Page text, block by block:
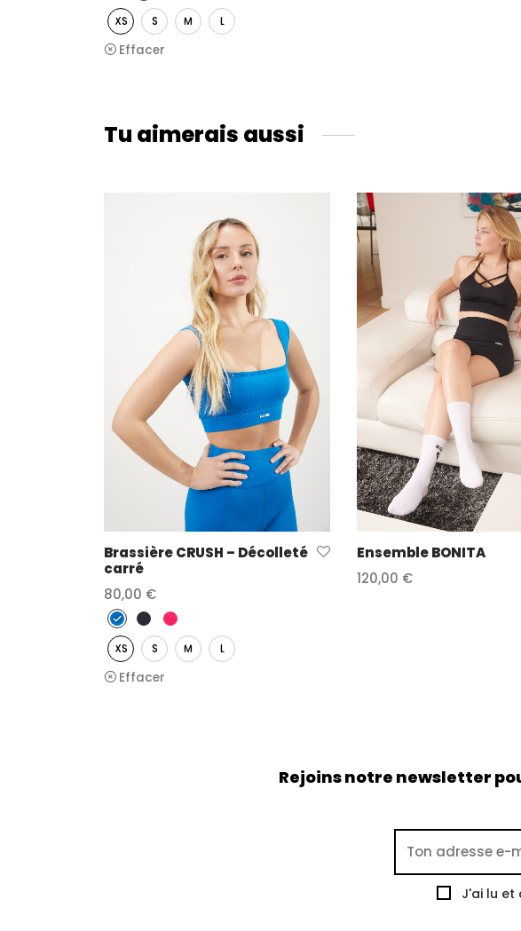
XS S M L
Effacer
Tu aimerais aussi
Brassière CRUSH – Décolleté
carré
80,00 €
Choix des options
XS S M L
Effacer
Ensemble BONITA
120,00 €
Rejoins notre newsletter
J'ai lu et